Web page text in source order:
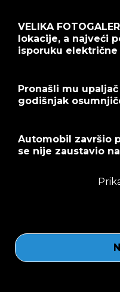
VELIKA
lokacije, a najveći
isporuku
Pronašli mu
godišnjak
Automobil završio
se nije zaustavio